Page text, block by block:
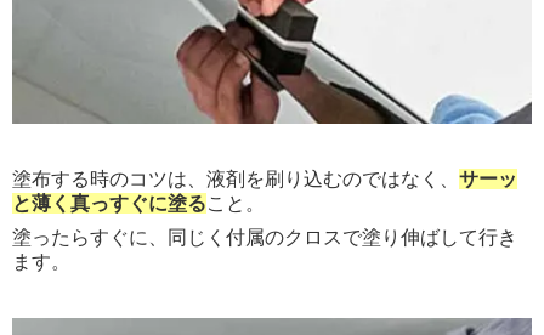
塗布する時のコツは、液剤を刷り込むのではなく、 サーッ
と薄く真っすぐに塗ること。
塗ったらすぐに、同じく付属のクロスで塗り伸ばして行き
ます。